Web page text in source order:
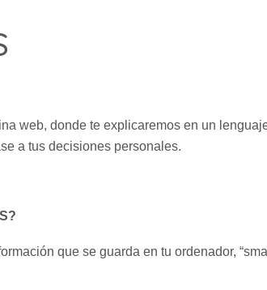
web, donde te explicaremos en un
a tus decisiones personales.
que se guarda en tu ordenador,